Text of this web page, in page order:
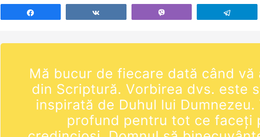
Este de datoria părinților
ca să învățăm pe copii
și anume ce ne învață
drept două stări diferite,
independente și care se
urmare o persoană este
ignoră…